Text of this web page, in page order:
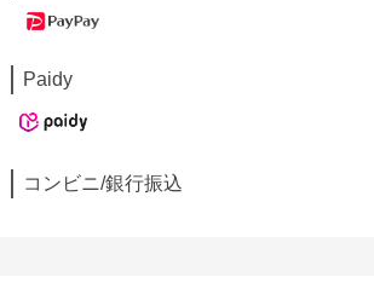
Paidy
コンビニ/銀行振込